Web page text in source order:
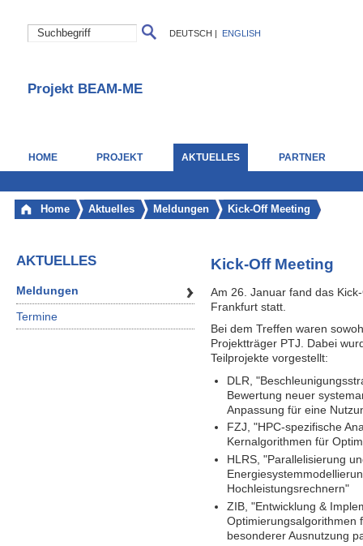
DEUTSCH | ENGLISH
Projekt BEAM-ME
HOME PROJEKT AKTUELLES PARTNER
Home Aktuelles Meldungen Kick-Off Meeting
AKTUELLES
Meldungen
Termine
Kick-Off Meeting
Am 26. Januar fand das
Frankfurt statt.
Bei dem Treffen waren
Projektträger PTJ. Dabei
Teilprojekte vorgestellt:
DLR,
Bewertung neuer
Anpassung für eine
FZJ, "HPC-spezifische
Kernalgorithmen für
HLRS, "Parallelisierung
Hochleistungsrechnern"
ZIB, "Entwicklung &
Optimierungsalgorithmen
besonderer Ausnutzung